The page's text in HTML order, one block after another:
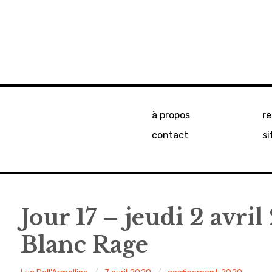
à propos
contact
Jour 17 – jeudi 2
Blanc Rage